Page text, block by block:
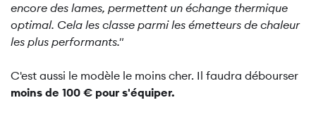
encore des lames, permettent un échange thermique
optimal. Cela les classe parmi les émetteurs de chaleur
les plus performants."
C'est aussi le modèle le moins cher. Il faudra débourser
moins de 100 € pour s'équiper.